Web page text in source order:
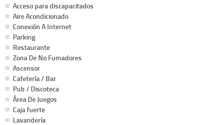
Acceso para discapacitados
Aire Acondicionado
Conexión A Internet
Parking
Restaurante
Zona De No Fumadores
Ascensor
Cafetería / Bar
Pub / Discoteca
Área De Juegos
Caja fuerte
Lavandería